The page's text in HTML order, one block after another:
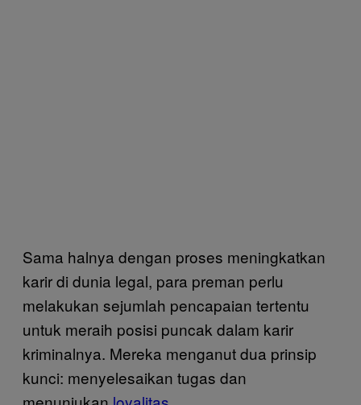
Sama halnya dengan proses meningkatkan
karir di dunia legal, para preman perlu
melakukan sejumlah pencapaian tertentu
untuk meraih posisi puncak dalam karir
kriminalnya. Mereka menganut dua prinsip
kunci: menyelesaikan tugas dan